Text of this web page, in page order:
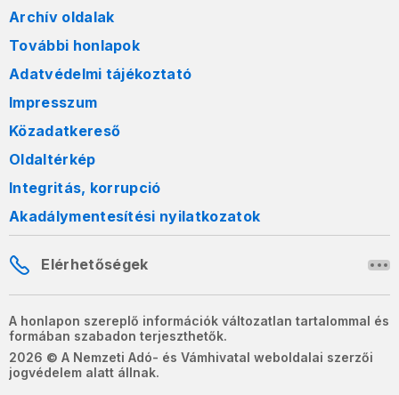
Archív oldalak
További honlapok
Adatvédelmi tájékoztató
Impresszum
Közadatkereső
Oldaltérkép
Integritás, korrupció
Akadálymentesítési nyilatkozatok
Elérhetőségek
A honlapon szereplő információk változatlan tartalommal és
formában szabadon terjeszthetők.
2026 © A Nemzeti Adó- és Vámhivatal weboldalai szerzői
jogvédelem alatt állnak.